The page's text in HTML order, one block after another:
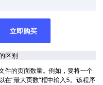
立即购买
区别
件的页面数量。例如，要将一个
在“最大页数”框中输入5。该程序